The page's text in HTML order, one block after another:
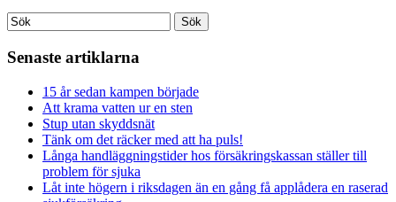
Senaste artiklarna
15 år sedan kampen började
Att krama vatten ur en sten
Stup utan skyddsnät
Tänk om det räcker med att ha puls!
Långa handläggningstider hos försäkringskassan ställer till
problem för sjuka
Låt inte högern i riksdagen än en gång få applådera en raserad